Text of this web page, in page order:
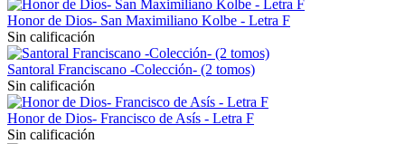
Honor de Dios- San Maximiliano Kolbe - Letra F
Sin calificación
Santoral Franciscano -Colección- (2 tomos)
Sin calificación
Honor de Dios- Francisco de Asís - Letra F
Sin calificación